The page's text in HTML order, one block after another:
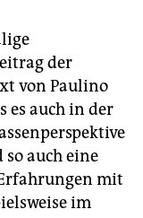
der
von Paulino
es auch in der
auch eine
mit
im